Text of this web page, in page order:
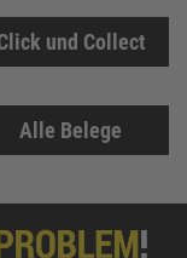
und Collect
Alle Belege